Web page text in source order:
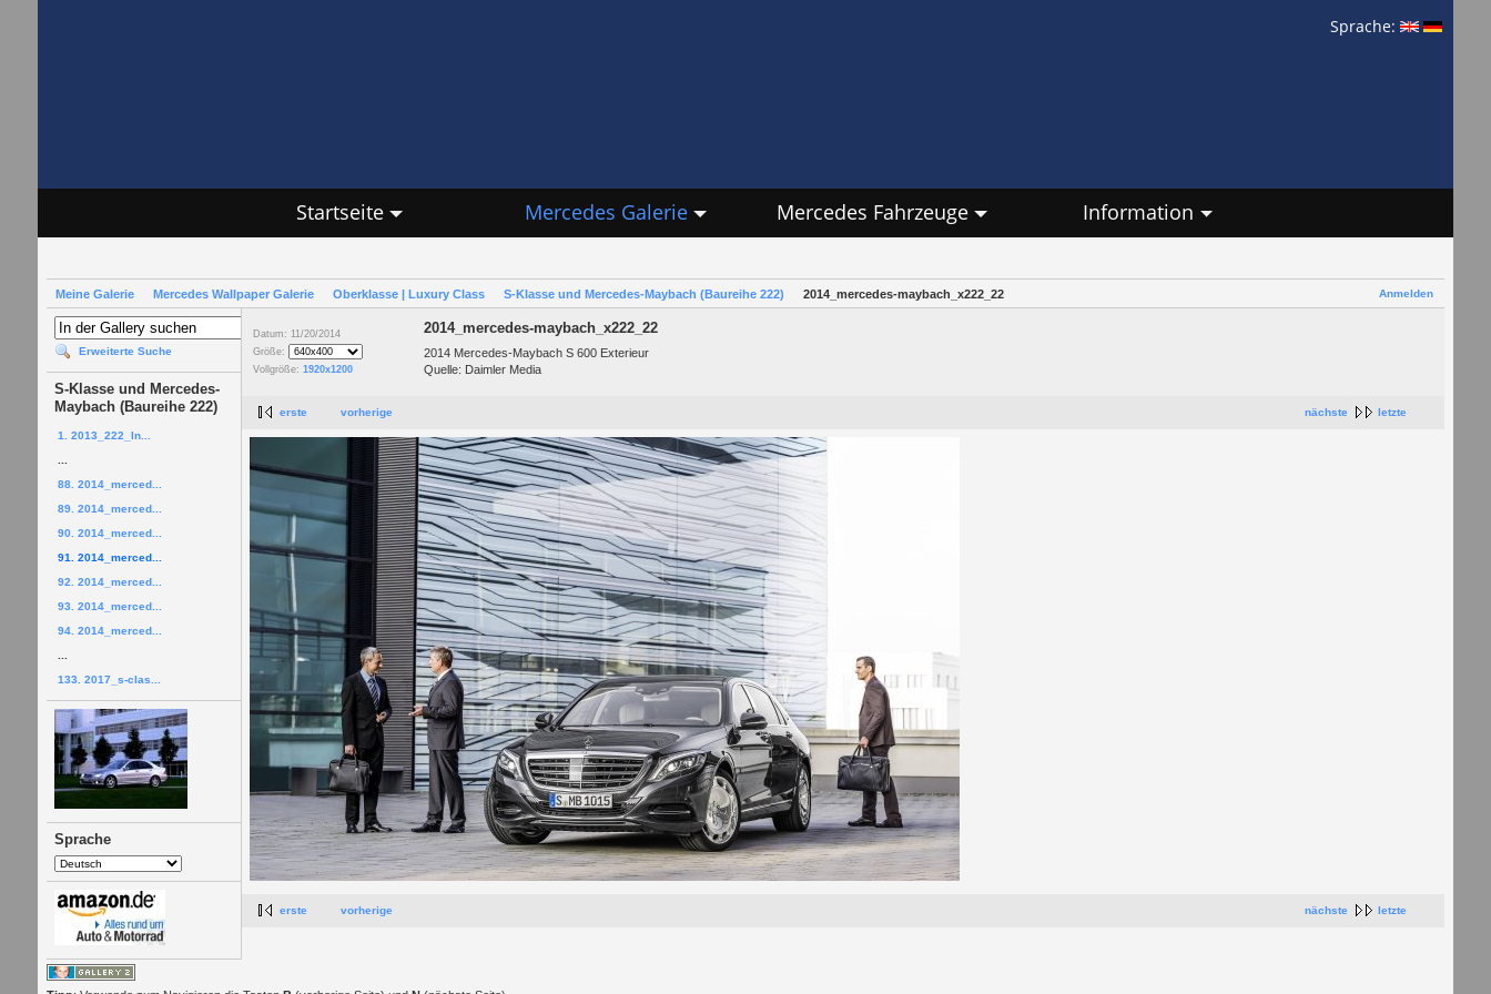
Sprache:
Startseite Mercedes Galerie Mercedes Fahrzeuge Information
Anmelden
Meine Galerie Mercedes Wallpaper Galerie Oberklasse | Luxury Class S-Klasse und Mercedes-Maybach (Baureihe 222) 2014_mercedes-maybach_x222_22
Erweiterte Suche
S-Klasse und Mercedes-
Maybach (Baureihe 222)
1. 2013_222_In...
88. 2014_merced...
89. 2014_merced...
90. 2014_merced...
91. 2014_merced...
92. 2014_merced...
93. 2014_merced...
94. 2014_merced...
133. 2017_s-clas...
Sprache
Datum: 11/20/2014
Größe:
Vollgröße: 1920x1200
2014_mercedes-maybach_x222_22
2014 Mercedes-Maybach S 600 Exterieur
Quelle: Daimler Media
nächste letzte
erste vorherige
nächste letzte
erste vorherige